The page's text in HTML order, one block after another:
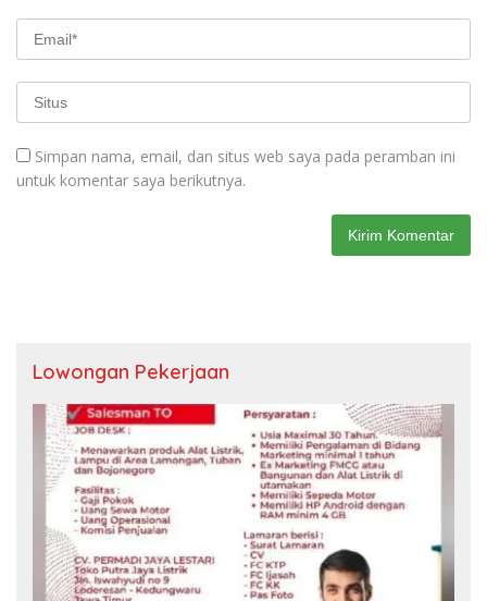
Simpan nama, email, dan situs web saya pada peramban ini
untuk komentar saya berikutnya.
Lowongan Pekerjaan